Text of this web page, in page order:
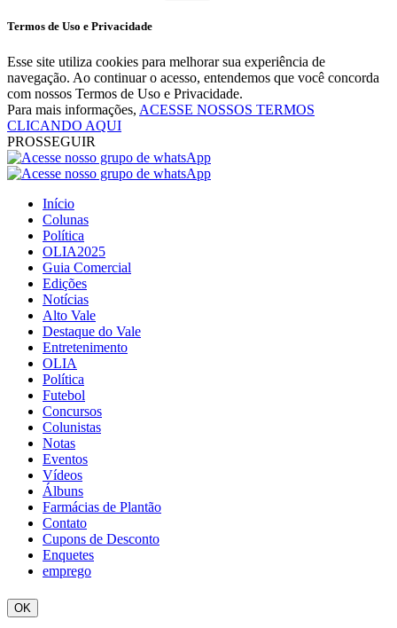
Termos de Uso e Privacidade
Esse site utiliza cookies para melhorar sua experiência de
navegação. Ao continuar o acesso, entendemos que você concorda
com nossos Termos de Uso e Privacidade.
Para mais informações, ACESSE NOSSOS TERMOS
CLICANDO AQUI
PROSSEGUIR
Início
Colunas
Política
OLIA2025
Guia Comercial
Edições
Notícias
Alto Vale
Destaque do Vale
Entretenimento
OLIA
Política
Futebol
Concursos
Colunistas
Notas
Eventos
Vídeos
Álbuns
Farmácias de Plantão
Contato
Cupons de Desconto
Enquetes
emprego
OK